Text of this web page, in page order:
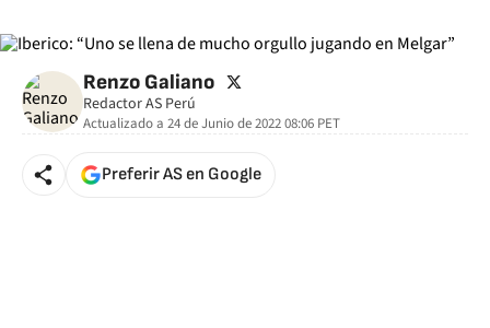
Renzo Galiano twitter
Redactor AS Perú
Actualizado a 24 de Junio de 2022 08:06 PET
Preferir AS en Google